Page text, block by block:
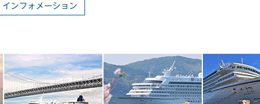
インフォメーション